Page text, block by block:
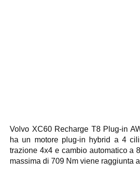
Volvo XC60 Recharge T8 Plug-in
ha un motore plug-in hybrid a 4
trazione 4x4 e cambio automatico a
massima di 709 Nm viene raggiunta